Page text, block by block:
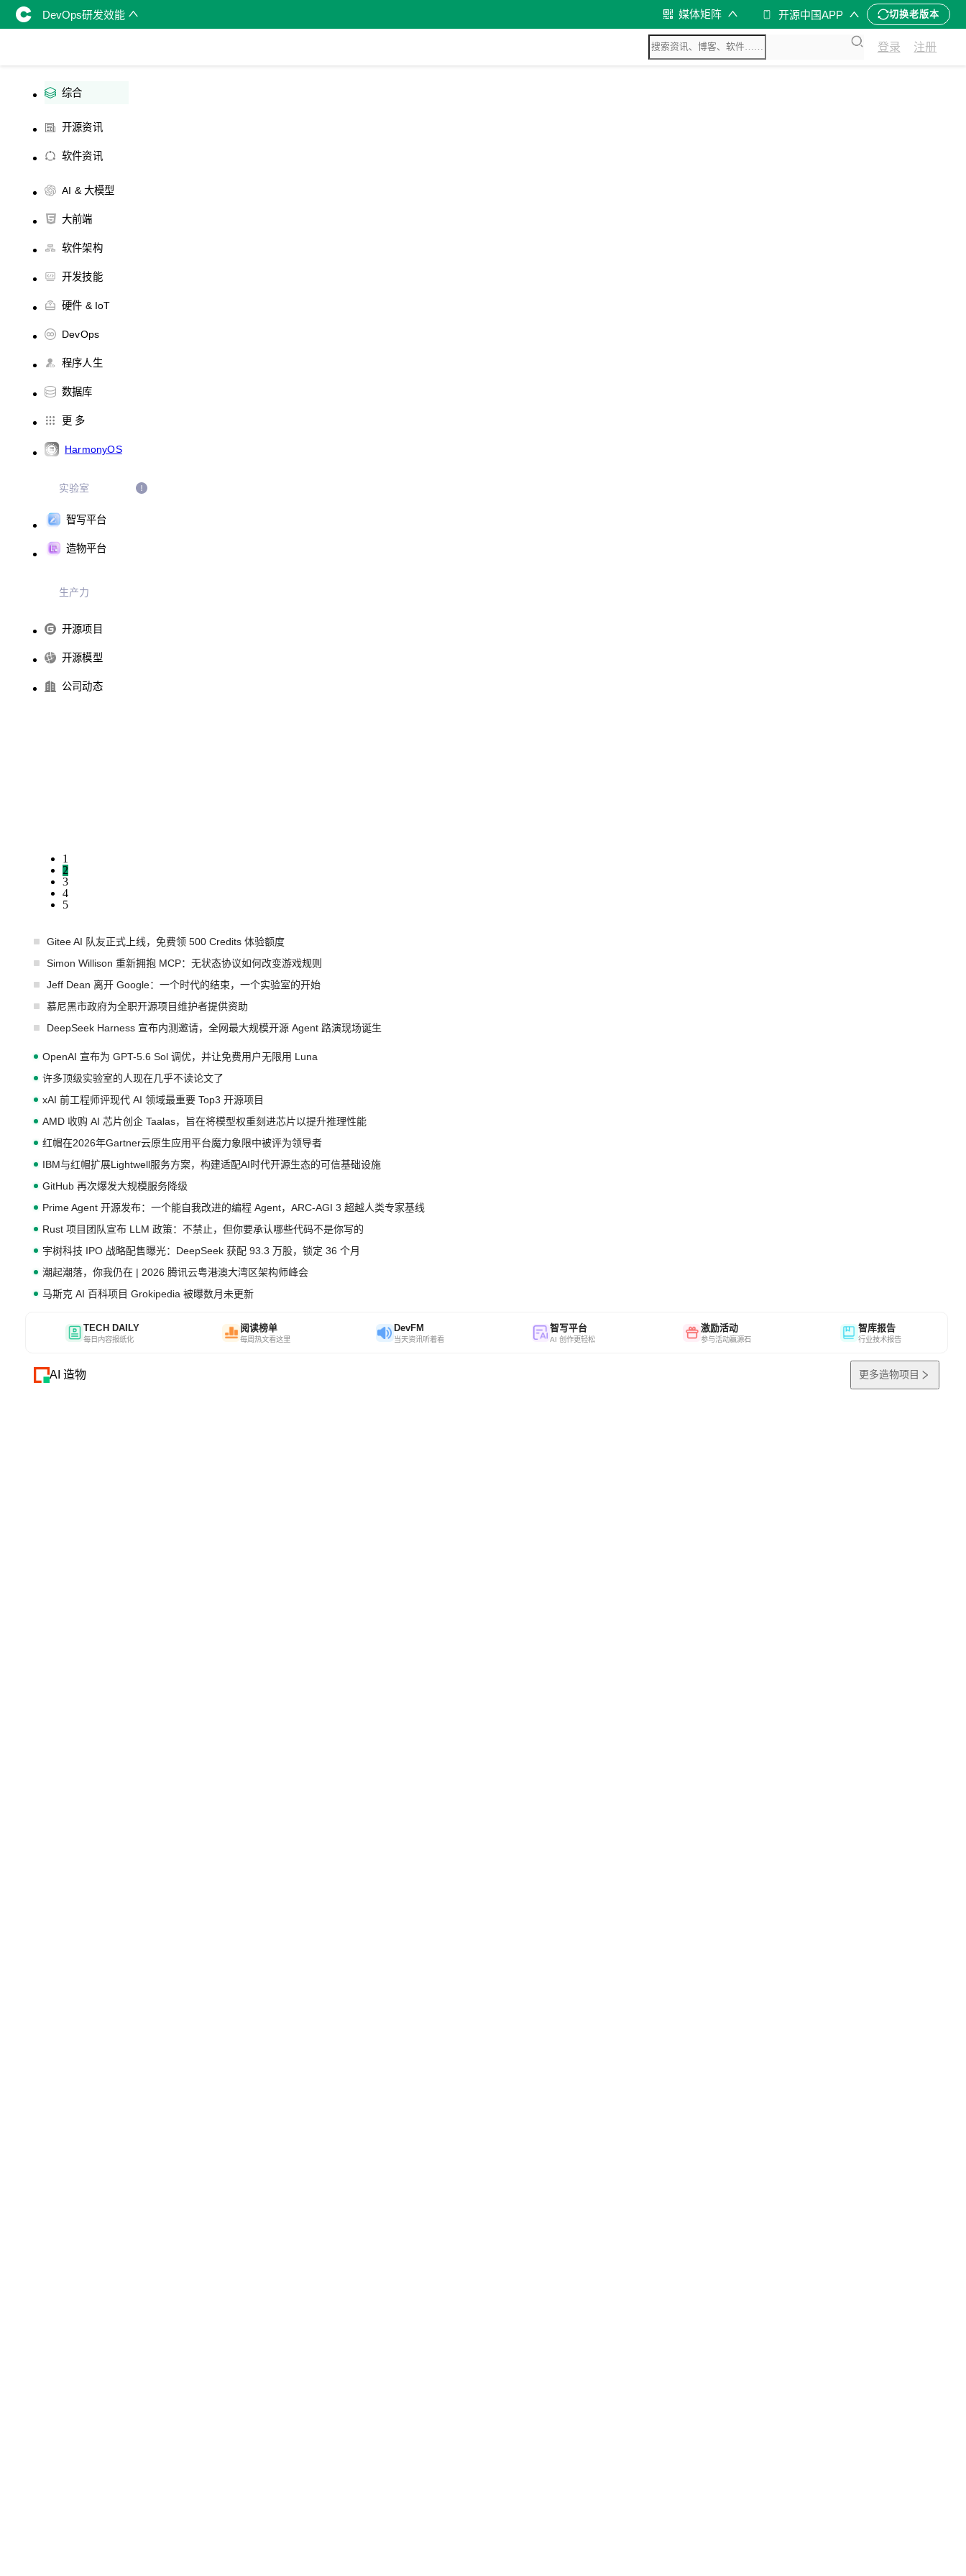
DevOps研发效能 媒体矩阵 开源中国APP 切换老版本
登录 注册
综合
开源资讯
软件资讯
AI & 大模型
大前端
软件架构
开发技能
硬件 & IoT
DevOps
程序人生
数据库
更 多
HarmonyOS
实验室
智写平台
造物平台
生产力
开源项目
开源模型
公司动态
1
2
3
4
5
Gitee AI 队友正式上线，免费领 500 Credits 体验额度
Simon Willison 重新拥抱 MCP：无状态协议如何改变游戏规则
Jeff Dean 离开 Google：一个时代的结束，一个实验室的开始
慕尼黑市政府为全职开源项目维护者提供资助
DeepSeek Harness 宣布内测邀请，全网最大规模开源 Agent 路演现场诞生
OpenAI 宣布为 GPT-5.6 Sol 调优，并让免费用户无限用 Luna
许多顶级实验室的人现在几乎不读论文了
xAI 前工程师评现代 AI 领域最重要 Top3 开源项目
AMD 收购 AI 芯片创企 Taalas，旨在将模型权重刻进芯片以提升推理性能
红帽在2026年Gartner云原生应用平台魔力象限中被评为领导者
IBM与红帽扩展Lightwell服务方案，构建适配AI时代开源生态的可信基础设施
GitHub 再次爆发大规模服务降级
Prime Agent 开源发布：一个能自我改进的编程 Agent，ARC-AGI 3 超越人类专家基线
Rust 项目团队宣布 LLM 政策：不禁止，但你要承认哪些代码不是你写的
宇树科技 IPO 战略配售曝光：DeepSeek 获配 93.3 万股，锁定 36 个月
潮起潮落，你我仍在 | 2026 腾讯云粤港澳大湾区架构师峰会
马斯克 AI 百科项目 Grokipedia 被曝数月未更新
TECH DAILY
每日内容报纸化
阅读榜单
每周热文看这里
DevFM
当天资讯听着看
智写平台
AI 创作更轻松
激励活动
参与活动赢源石
智库报告
行业技术报告
AI 造物 更多造物项目